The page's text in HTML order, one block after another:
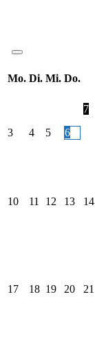
Mo. Di. Mi. Do.
3 4 5 6
7
10 11 12 13 14
17 18 19 20 21